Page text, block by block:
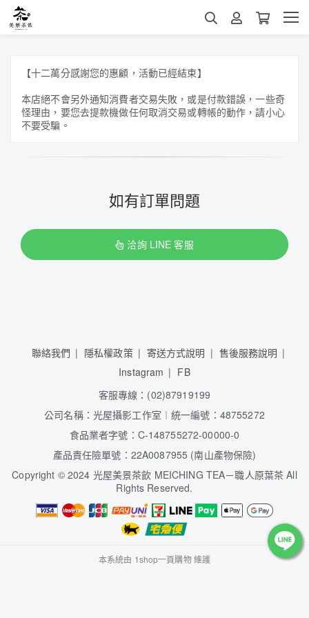
【十二萬分感謝您的惠顧，活動已經結束】
本店絕不會另外通知消費者交易失敗，或是付款錯誤，一些奇
怪理由，要您去提款機做任何取消交易或轉帳的動作，請小心
不要受騙。
如有訂單問題
洽詢 LINE 客服
聯絡我們 隱私權政策 寄送方式說明
售後服務說明
Instagram
FB
客服專線：(02)87919199
公司名稱：光屋攝影工作室︱統一編號：48755272
食品業者字號：C-148755272-00000-0
產品責任險單號：22A0087955 (南山產物保險)
Copyright ©2024 光屋美景茶飲 MEICHING TEA－職人原葉茶 All
Rights Reserved.
本系統由 1shop一頁購物維護